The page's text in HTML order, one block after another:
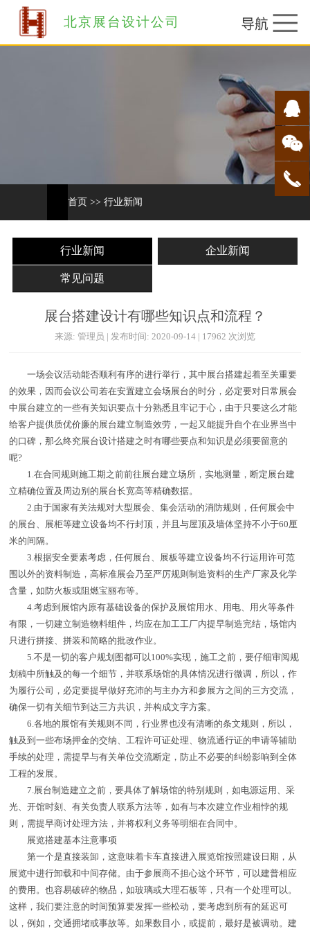
北京展台设计公司
首页 >> 行业新闻
行业新闻 企业新闻
常见问题
展台搭建设计有哪些知识点和流程？
来源: 管理员 | 发布时间: 2020-09-14 | 17962 次浏览
一场会议活动能否顺利有序的进行举行，其中展台搭建起着至关重要
的效果，因而会议公司若在安置建立会场展台的时分，必定要对日常展会
中展台建立的一些有关知识要点十分熟悉且牢记于心，由于只要这么才能
给客户提供质优价廉的展台建立制造效劳，一起又能提升自个在业界当中
的口碑，那么终究展台设计搭建之时有哪些要点和知识是必须要留意的
呢?
1.在合同规则施工期之前前往展台建立场所，实地测量，断定展台建
立精确位置及周边别的展台长宽高等精确数据。
2.由于国家有关法规对大型展会、集会活动的消防规则，任何展会中
的展台、展柜等建立设备均不行封顶，并且与屋顶及墙体坚持不小于60厘
米的间隔。
3.根据安全要素考虑，任何展台、展板等建立设备均不行运用许可范
围以外的资料制造，高标准展会乃至严厉规则制造资料的生产厂家及化学
含量，如防火板或阻燃宝丽布等。
4.考虑到展馆内原有基础设备的保护及展馆用水、用电、用火等条件
有限，一切建立制造物料组件，均应在加工工厂内提早制造完结，场馆内
只进行拼接、拼装和简略的批改作业。
5.不是一切的客户规划图都可以100%实现，施工之前，要仔细审阅规
划稿中所触及的每一个细节，并联系场馆的具体情况进行微调，所以，作
为履行公司，必定要提早做好充沛的与主办方和参展方之间的三方交流，
确保一切有关细节到达三方共识，并构成文字方案。
6.各地的展馆有关规则不同，行业界也没有清晰的条文规则，所以，
触及到一些布场押金的交纳、工程许可证处理、物流通行证的申请等辅助
手续的处理，需提早与有关单位交流断定，防止不必要的纠纷影响到全体
工程的发展。
7.展台制造建立之前，要具体了解场馆的特别规则，如电源运用、采
光、开馆时刻、有关负责人联系方法等，如有与本次建立作业相悖的规
则，需提早商讨处理方法，并将权利义务等明细在合同中。
展览搭建基本注意事项
第一个是直接装卸，这意味着卡车直接进入展览馆按照建设日期，从
展览中进行卸载和中间存储。由于参展商不担心这个环节，可以建普相应
的费用。也容易破碎的物品，如玻璃或大理石板等，只有一个处理可以。
这样，我们要注意的时间预算要发挥一些松动，要考虑到所有的延迟可
以，例如，交通拥堵或事故等。如果数目小，或提前，最好是被调动。建